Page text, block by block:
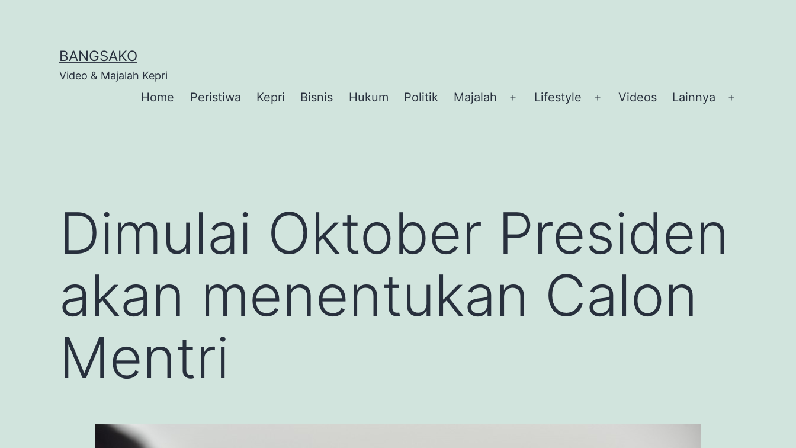
BANGSAKO
Video & Majalah Kepri
Home Peristiwa Kepri Bisnis Hukum Politik Majalah
Open
Lifestyle
Open
Videos Lainnya
Dimulai Oktober Presiden
akan menentukan Calon
Mentri